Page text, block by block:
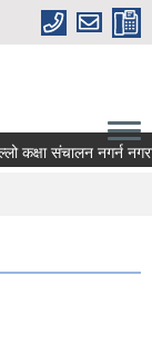
संचालन नगर्न